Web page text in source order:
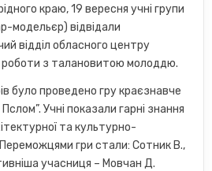
краю, 19 вересня учні групи
модельєр) відвідали
відділ обласного центру
роботи з талановитою молоддю.
було проведено гру краєзнавче
Учні показали гарні знання
та культурно-
гри стали: Сотник В.,
учасниця – Мовчан Д.